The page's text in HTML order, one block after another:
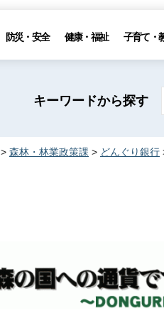
防災・安全 健康・福祉 子育て・
キーワードから探す
> 森林・林業政策課 > どんぐり銀行